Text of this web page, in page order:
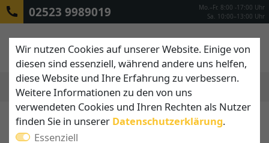
02523 9989019
Mo.–Fr. 8:00 -17:00 Uhr
Sa. 10:00–13:00 Uhr
Wir nutzen Cookies auf unserer Website. Einige von
diesen sind essenziell, während andere uns helfen,
diese Website und Ihre Erfahrung zu verbessern.
Weitere Informationen zu den von uns
verwendeten Cookies und Ihren Rechten als Nutzer
finden Sie in unserer Daten­schutz­erklärung.
Essenziell